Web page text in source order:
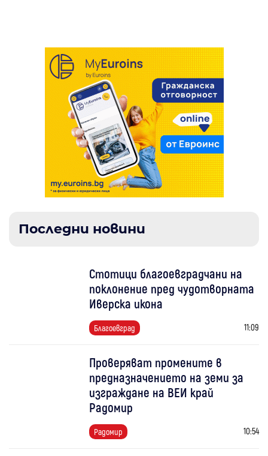
Последни новини
Стотици благоевградчани на
поклонение пред чудотворната
Иверска икона
Благоевград 11:09
Проверяват промените в
предназначението на земи за
изграждане на ВЕИ край
Радомир
Радомир 10:54